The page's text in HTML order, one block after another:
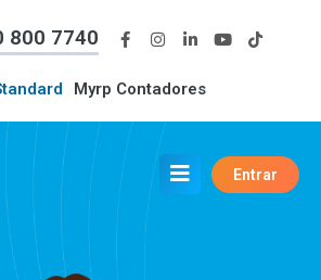
800 7740
Myrp Contadores
Entrar